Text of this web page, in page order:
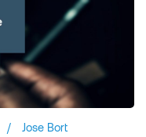
/ Jose Bort